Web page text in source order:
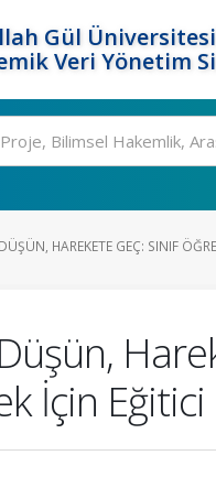
Gül Üniversitesi
Veri Yönetim
HAREKETE GEÇ: SINIF
İçin